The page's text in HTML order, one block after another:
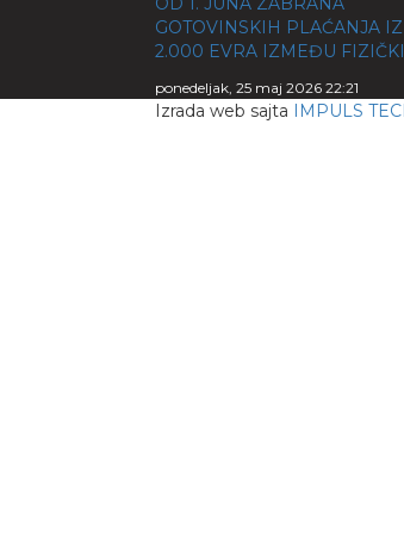
GOTOVINSKIH PLAĆANJA
2.000 EVRA IZMEĐU
ponedeljak, 25 maj 2026 22:21
Izrada web sajta IMPULS